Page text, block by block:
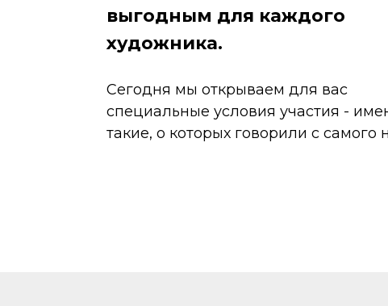
выгодным для каждого
художника.
Сегодня мы открываем для вас
специальные условия участия -
такие, о которых говорили с самого